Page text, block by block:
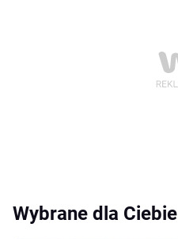
Wybrane dla Ciebie